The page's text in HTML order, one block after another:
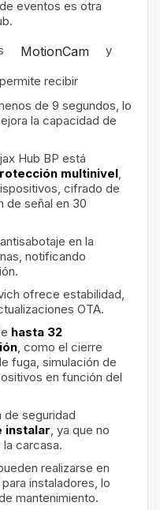
de eventos es otra
MotionCam y
recibir
de 9 segundos, lo
la capacidad de
Hub BP está
multinivel,
cifrado de
de señal en 30
en la
notificando
ofrece estabilidad,
OTA.
hasta 32
, como el cierre
fuga, simulación de
en función del
de seguridad
instalar, ya que no
carcasa.
realizarse en
instaladores, lo
mantenimiento.